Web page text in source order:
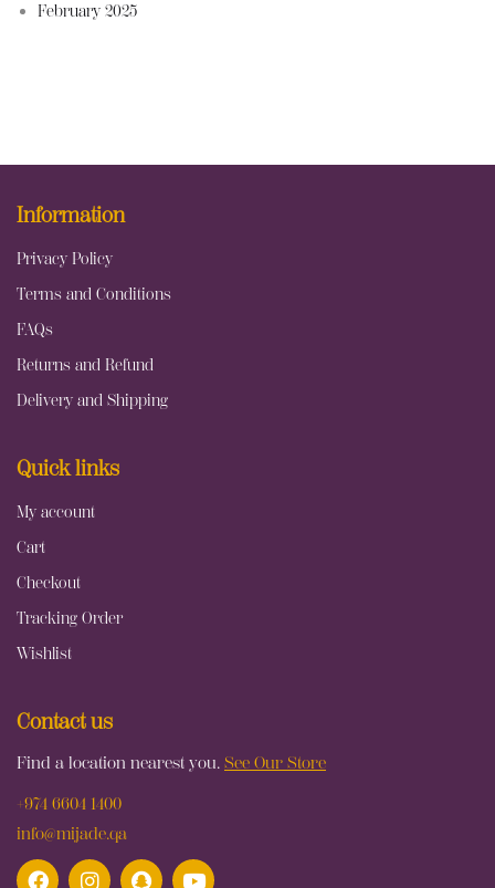
February 2025
Information
Privacy Policy
Terms and Conditions
FAQs
Returns and Refund
Delivery and Shipping
Quick links
My account
Cart
Checkout
Tracking Order
Wishlist
Contact us
Find a location nearest you. See Our Store
+974 6604 1400
info@mijade.qa